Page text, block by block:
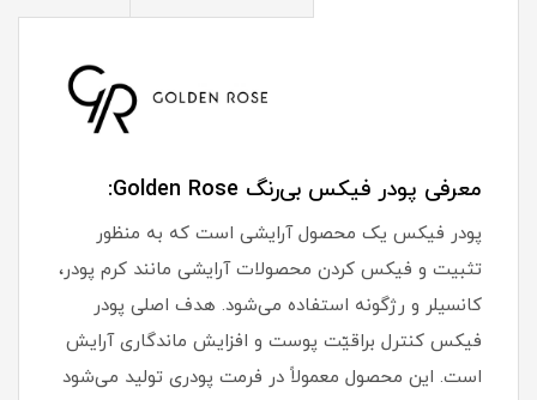
معرفی پودر فیکس بی‌رنگ Golden Rose:
پودر فیکس یک محصول آرایشی است که به منظور
تثبیت و فیکس کردن محصولات آرایشی مانند کرم پودر،
کانسیلر و رژگونه استفاده می‌شود. هدف اصلی پودر
فیکس کنترل براقیّت پوست و افزایش ماندگاری آرایش
است. این محصول معمولاً در فرمت پودری تولید می‌شود